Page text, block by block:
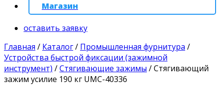
Магазин
оставить заявку
Главная / Каталог/ Промышленная фурнитура /
Устройства быстрой фиксации (зажимной
инструмент) /Стягивающие зажимы /Стягивающий
зажим усилие 190 кг UMC-40336